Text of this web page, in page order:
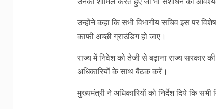
उन्होंने कहा कि सभी विभागीय सचिव इस पर
काफी अच्छी ग्राउंडिग हो जाए।
राज्य में निवेश को तेजी से बढ़ाना राज्य सरकार
अधिकारियों के साथ बैठक करें।
मुख्यमंत्री ने अधिकारियों को निर्देश दिये कि